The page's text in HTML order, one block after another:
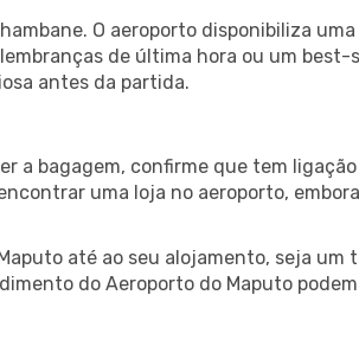
O aeroporto disponibiliza
de última hora ou um best-
antes da partida.
a bagagem, confirme que tem
uma loja no aeroporto,
até ao seu alojamento, seja um
do Aeroporto do Maputo